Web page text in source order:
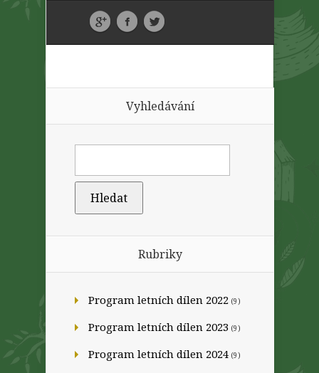
Vyhledávání
Rubriky
Program letních dílen 2022 (9)
Program letních dílen 2023 (9)
Program letních dílen 2024 (9)